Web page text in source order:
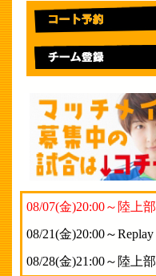
08/07(金)20:00～陸上部
08/21(金)20:00～Replay
08/28(金)21:00～陸上部